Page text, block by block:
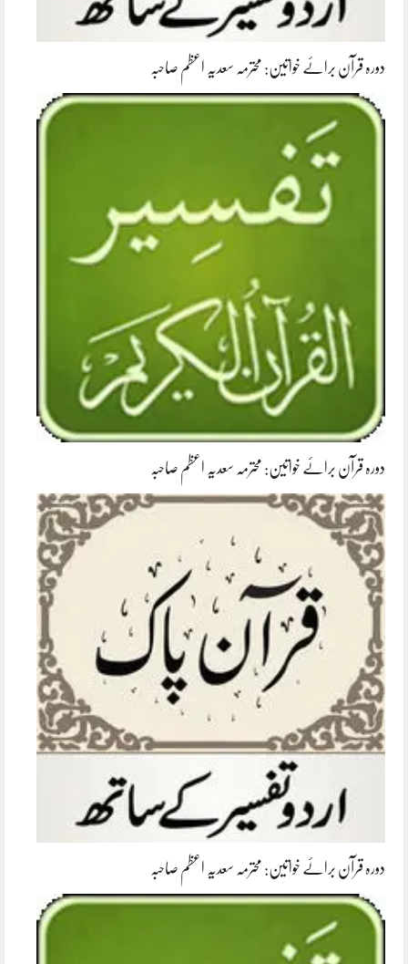
دورہ قرآن برائے خواتین: محترمہ سعدیہ اعظم صاحبہ
دورہ قرآن برائے خواتین: محترمہ سعدیہ اعظم صاحبہ
دورہ قرآن برائے خواتین: محترمہ سعدیہ اعظم صاحبہ